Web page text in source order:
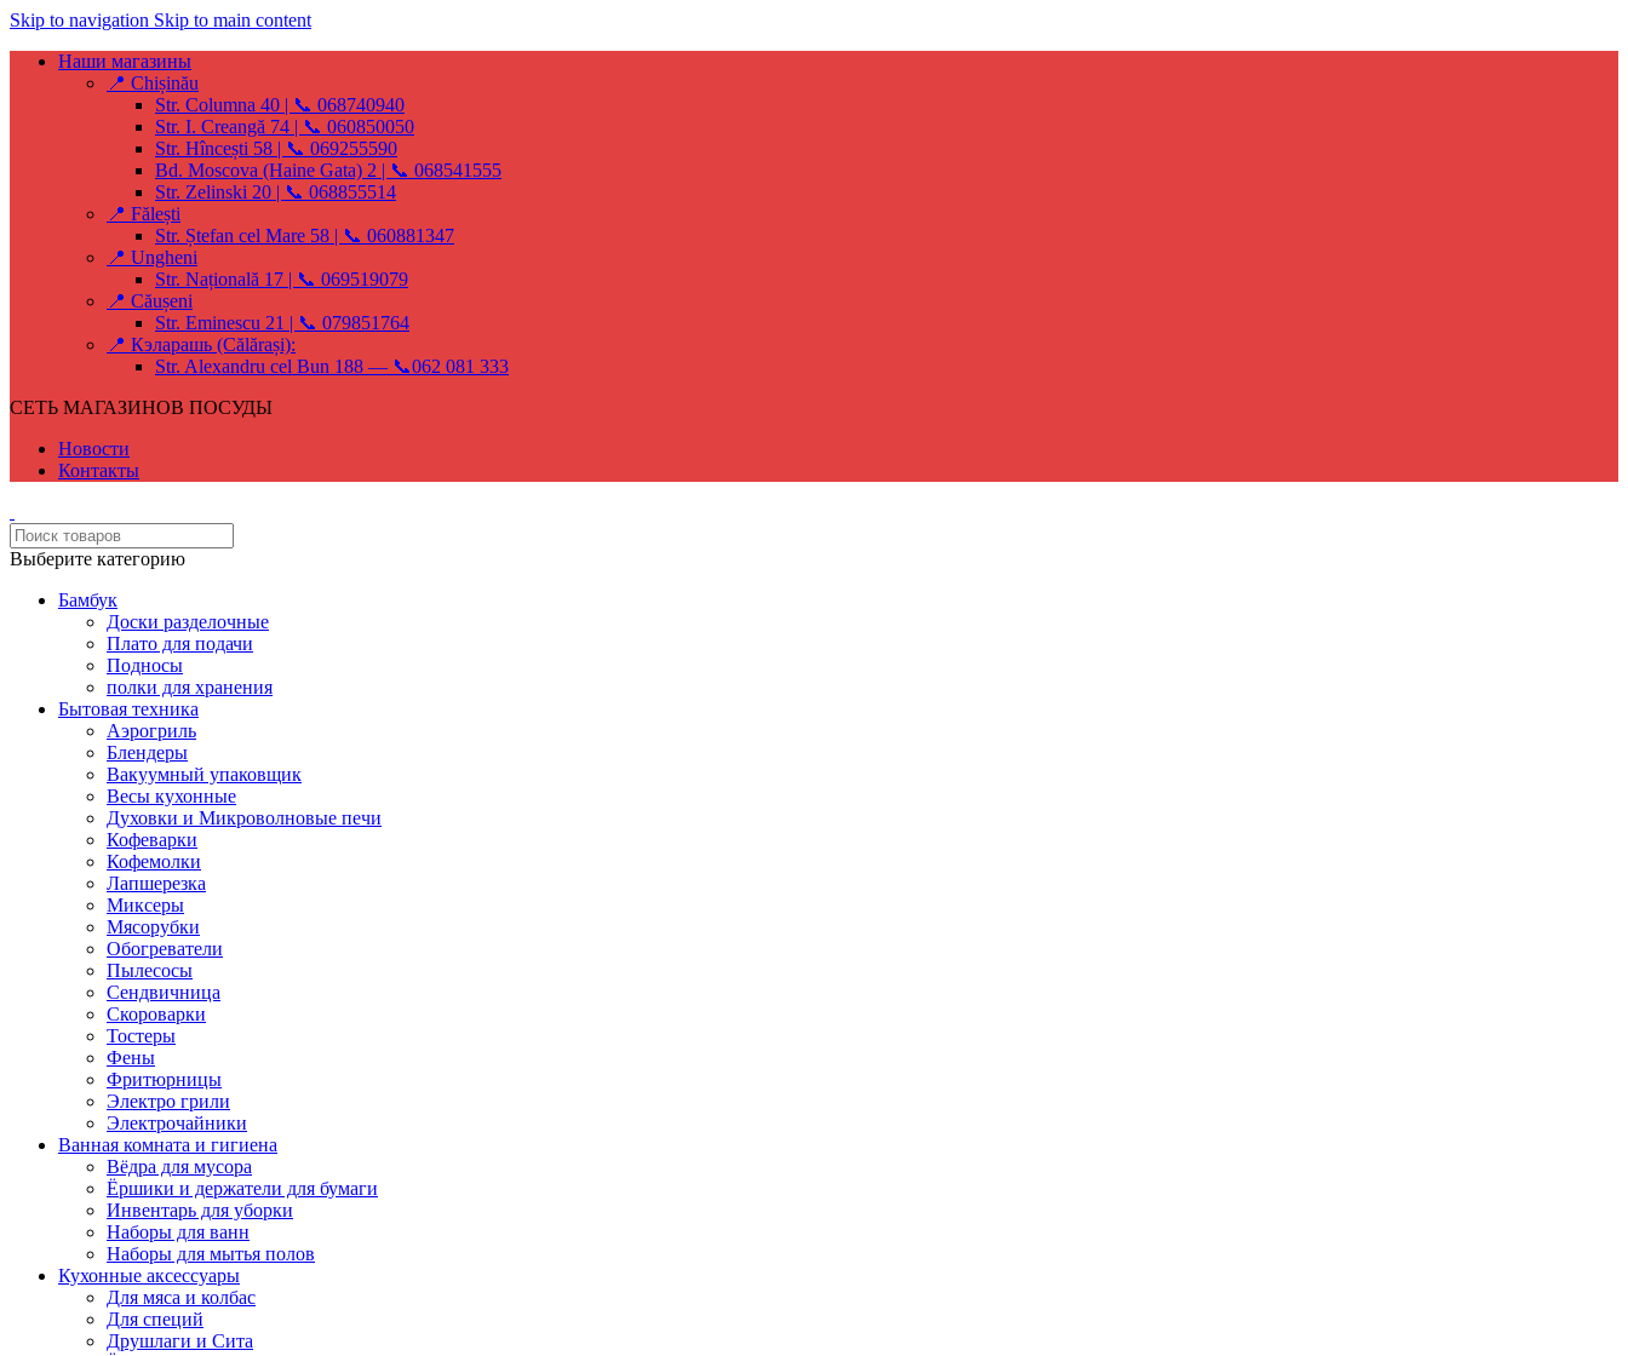
Skip to navigation Skip to main content
Наши магазины
📍 Chișinău
Str. Columna 40 | 📞 068740940
Str. I. Creangă 74 | 📞 060850050
Str. Hîncești 58 | 📞 069255590
Bd. Moscova (Haine Gata) 2 | 📞 068541555
Str. Zelinski 20 | 📞 068855514
📍 Fălești
Str. Ștefan cel Mare 58 | 📞 060881347
📍 Ungheni
Str. Națională 17 | 📞 069519079
📍 Căușeni
Str. Eminescu 21 | 📞 079851764
📍 Кэларашь (Călărași):
Str. Alexandru cel Bun 188 — 📞062 081 333
СЕТЬ МАГАЗИНОВ ПОСУДЫ
Новости
Контакты
Выберите категорию
Бамбук
Доски разделочные
Плато для подачи
Подносы
полки для хранения
Бытовая техника
Аэрогриль
Блендеры
Вакуумный упаковщик
Весы кухонные
Духовки и Микроволновые печи
Кофеварки
Кофемолки
Лапшерезка
Миксеры
Мясорубки
Обогреватели
Пылесосы
Сендвичница
Скороварки
Тостеры
Фены
Фритюрницы
Электро грили
Электрочайники
Ванная комната и гигиена
Вёдра для мусора
Ёршики и держатели для бумаги
Инвентарь для уборки
Наборы для ванн
Наборы для мытья полов
Кухонные аксессуары
Для мяса и колбас
Для специй
Друшлаги и Сита